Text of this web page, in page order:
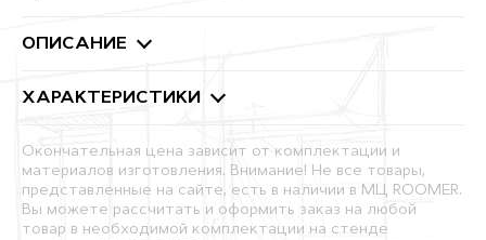
ОПИСАНИЕ
ХАРАКТЕРИСТИКИ
Окончательная цена зависит от комплектации и
материалов изготовления. Внимание! Не все товары,
представленные на сайте, есть в наличии в МЦ ROOMER.
Вы можете рассчитать и оформить заказ на любой
товар в необходимой комплектации на стенде